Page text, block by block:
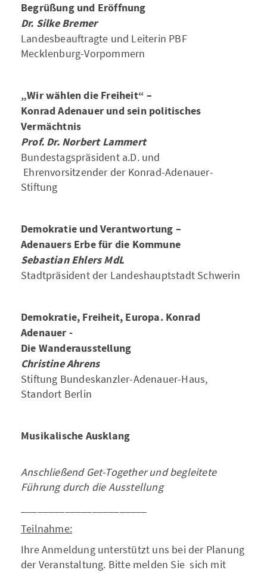
Begrüßung und Eröffnung
Dr. Silke Bremer
Landesbeauftragte und Leiterin PBF
Mecklenburg-Vorpommern
„Wir wählen die Freiheit“ –
Konrad Adenauer und sein politisches
Vermächtnis
Prof. Dr. Norbert Lammert
Bundestagspräsident a.D. und
Ehrenvorsitzender der Konrad-Adenauer-
Stiftung
Demokratie und Verantwortung –
Adenauers Erbe für die Kommune
Sebastian Ehlers MdL
Stadtpräsident der Landeshauptstadt Schwerin
Demokratie, Freiheit, Europa. Konrad
Adenauer -
Die Wanderausstellung
Christine Ahrens
Stiftung Bundeskanzler-Adenauer-Haus,
Standort Berlin
Musikalische Ausklang
Anschließend Get-Together und begleitete
Führung durch die Ausstellung
Teilnahme:
Ihre Anmeldung unterstützt uns bei der Planung
der Veranstaltung. Bitte melden Sie sich mit